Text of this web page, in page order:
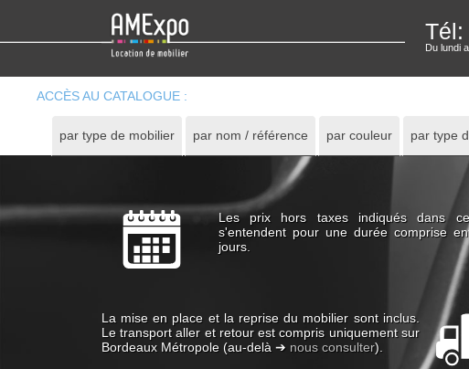
Tél:
Du lundi
ACCÈS AU CATALOGUE :
par type de mobilier par nom / référence par couleur par type
Les prix hors taxes indiqués dans
s'entendent pour une durée comprise
jours.
La mise en place et la reprise du mobilier sont inclus.
Le transport aller et retour est compris uniquement sur
Bordeaux Métropole (au-delà ➔ nous consulter).